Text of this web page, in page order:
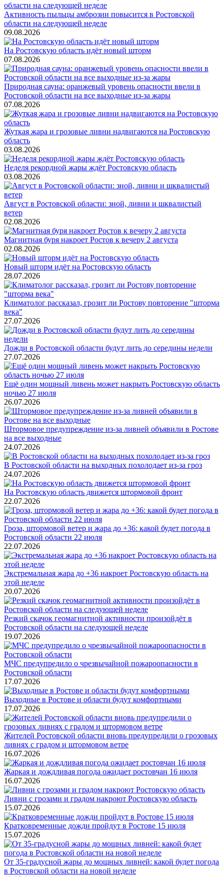
Активность пыльцы амброзии повысится в Ростовской
области на следующей неделе
09.08.2026
На Ростовскую область идёт новый шторм
07.08.2026
Природная сауна: оранжевый уровень опасности ввели в
Ростовской области на все выходные из-за жары
07.08.2026
Жуткая жара и грозовые ливни надвигаются на Ростовскую
область
03.08.2026
Неделя рекордной жары ждёт Ростовскую область
03.08.2026
Август в Ростовской области: зной, ливни и шквалистый
ветер
02.08.2026
Магнитная буря накроет Ростов к вечеру 2 августа
02.08.2026
Новый шторм идёт на Ростовскую область
28.07.2026
Климатолог рассказал, грозит ли Ростову повторение "шторма
века"
27.07.2026
Дожди в Ростовской области будут лить до середины недели
27.07.2026
Ещё один мощный ливень может накрыть Ростовскую область
ночью 27 июля
26.07.2026
Штормовое предупреждение из-за ливней объявили в Ростове
на все выходные
24.07.2026
В Ростовской области на выходных похолодает из-за гроз
24.07.2026
На Ростовскую область движется штормовой фронт
22.07.2026
Гроза, штормовой ветер и жара до +36: какой будет погода в
Ростовской области 22 июля
22.07.2026
Экстремальная жара до +36 накроет Ростовскую область на
этой неделе
20.07.2026
Резкий скачок геомагнитной активности произойдёт в
Ростовской области на следующей неделе
19.07.2026
МЧС предупредило о чрезвычайной пожароопасности в
Ростовской области
17.07.2026
Выходные в Ростове и области будут комфортными
17.07.2026
Жителей Ростовской области вновь предупредили о грозовых
ливнях с градом и штормовом ветре
16.07.2026
Жаркая и дождливая погода ожидает ростовчан 16 июля
16.07.2026
Ливни с грозами и градом накроют Ростовскую область
15.07.2026
Кратковременные дожди пройдут в Ростове 15 июля
15.07.2026
От 35-градусной жары до мощных ливней: какой будет погода
в Ростовской области на новой неделе